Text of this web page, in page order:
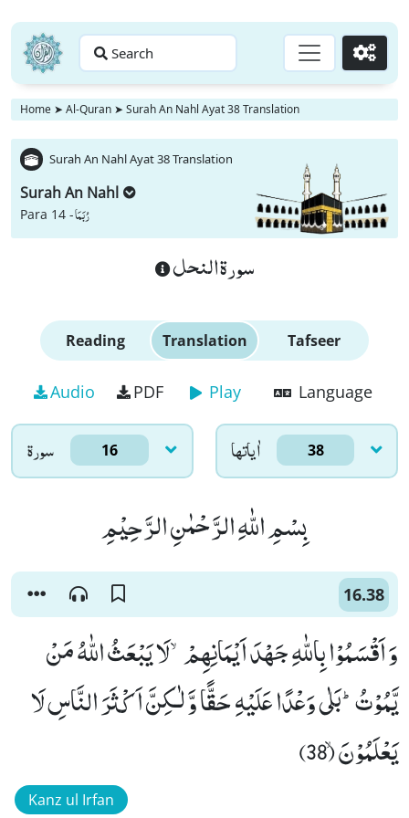
Search Go
Home ➤ Al-Quran ➤ Surah An Nahl Ayat 38 Translation
Surah An Nahl Ayat 38 Translation
Surah An Nahl
Para 14 -رُبَمَا
سورة النحل
Reading Translation Tafseer
Audio PDF Play Language
سورۃ 16 اٰياتها 38
بِسْمِ اللّٰهِ الرَّحْمٰنِ الرَّحِیْمِ
16.38
وَ اَقْسَمُوْا بِاللّٰهِ جَهْدَ اَیْمَانِهِمْۙ-لَا یَبْعَثُ اللّٰهُ مَنْ
یَّمُوْتُؕ-بَلٰى وَعْدًا عَلَیْهِ حَقًّا وَّ لٰـكِنَّ اَكْثَرَ النَّاسِ لَا
یَعْلَمُوْنَۙ (38)
Kanz ul Irfan